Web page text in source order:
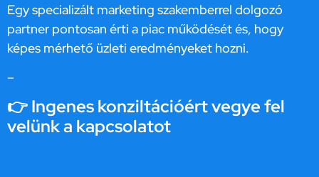
Egy specializált marketing szakemberrel dolgozó
partner pontosan érti a piac működését és, hogy
képes mérhető üzleti eredményeket hozni.
–
👉 Ingenes konziltációért vegye fel
velünk a kapcsolatot